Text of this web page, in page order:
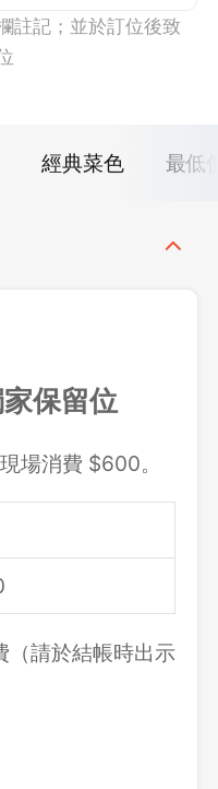
註記；並於訂位後致
經典菜色 最低
保留位
場消費 $600。
（請於結帳時出示